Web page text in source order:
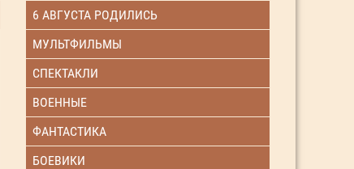
6 АВГУСТА РОДИЛИСЬ
МУЛЬТФИЛЬМЫ
СПЕКТАКЛИ
ВОЕННЫЕ
ФАНТАСТИКА
БОЕВИКИ